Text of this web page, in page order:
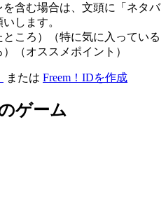
含む場合は、文頭に「ネタバ
します。
ころ）（特に気に入っている
（オススメポイント）
または Freem！IDを作成
ゲーム